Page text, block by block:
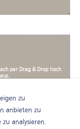
per Drag & Drop hoch
zu
anbieten zu
analysieren.